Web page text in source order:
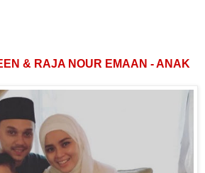
& RAJA NOUR EMAAN - ANAK